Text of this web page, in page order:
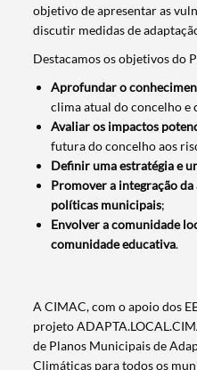
Termo de Pesquisa
Categorias gerais
objetivo de apresentar as
discutir medidas de
Destacamos os objetivos do
Aprofundar o
clima atual do concelho
Avaliar os impactos
futura do concelho aos
Definir uma estratégia e
Promover a integração
políticas municipais;
Envolver a comunidade
comunidade educativa.
A CIMAC, com o apoio dos
projeto
de Planos Municipais de
Climáticas para todos os